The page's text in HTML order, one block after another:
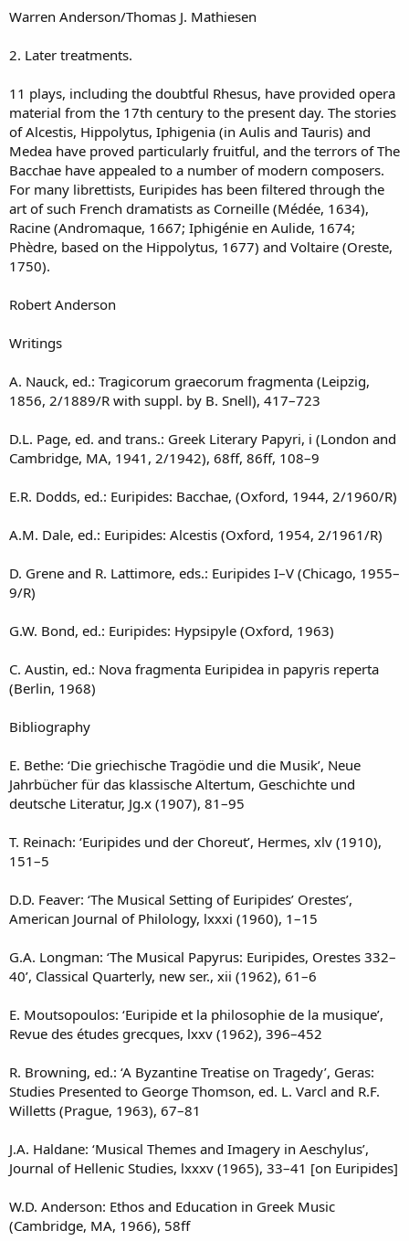
Warren Anderson/Thomas J. Mathiesen
2. Later treatments.
11 plays, including the doubtful Rhesus, have provided opera
material from the 17th century to the present day. The stories
of Alcestis, Hippolytus, Iphigenia (in Aulis and Tauris) and
Medea have proved particularly fruitful, and the terrors of The
Bacchae have appealed to a number of modern composers.
For many librettists, Euripides has been filtered through the
art of such French dramatists as Corneille (Médée, 1634),
Racine (Andromaque, 1667; Iphigénie en Aulide, 1674;
Phèdre, based on the Hippolytus, 1677) and Voltaire (Oreste,
1750).
Robert Anderson
Writings
A. Nauck, ed.: Tragicorum graecorum fragmenta (Leipzig,
1856, 2/1889/R with suppl. by B. Snell), 417–723
D.L. Page, ed. and trans.: Greek Literary Papyri, i (London and
Cambridge, MA, 1941, 2/1942), 68ff, 86ff, 108–9
E.R. Dodds, ed.: Euripides: Bacchae, (Oxford, 1944, 2/1960/R)
A.M. Dale, ed.: Euripides: Alcestis (Oxford, 1954, 2/1961/R)
D. Grene and R. Lattimore, eds.: Euripides I–V (Chicago, 1955–
9/R)
G.W. Bond, ed.: Euripides: Hypsipyle (Oxford, 1963)
C. Austin, ed.: Nova fragmenta Euripidea in papyris reperta
(Berlin, 1968)
Bibliography
E. Bethe: ‘Die griechische Tragödie und die Musik’, Neue
Jahrbücher für das klassische Altertum, Geschichte und
deutsche Literatur, Jg.x (1907), 81–95
T. Reinach: ‘Euripides und der Choreut’, Hermes, xlv (1910),
151–5
D.D. Feaver: ‘The Musical Setting of Euripides’ Orestes’,
American Journal of Philology, lxxxi (1960), 1–15
G.A. Longman: ‘The Musical Papyrus: Euripides, Orestes 332–
40’, Classical Quarterly, new ser., xii (1962), 61–6
E. Moutsopoulos: ‘Euripide et la philosophie de la musique’,
Revue des études grecques, lxxv (1962), 396–452
R. Browning, ed.: ‘A Byzantine Treatise on Tragedy’, Geras:
Studies Presented to George Thomson, ed. L. Varcl and R.F.
Willetts (Prague, 1963), 67–81
J.A. Haldane: ‘Musical Themes and Imagery in Aeschylus’,
Journal of Hellenic Studies, lxxxv (1965), 33–41 [on Euripides]
W.D. Anderson: Ethos and Education in Greek Music
(Cambridge, MA, 1966), 58ff